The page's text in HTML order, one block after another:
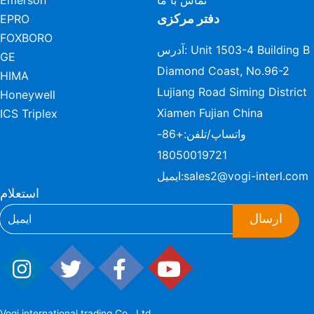
EPRO
FOXBORO
GE
HIMA
Honeywell
ICS Triplex
دفتر مرکزی
آدرس: Unit 1503-4 Building B
Diamond Coast, No.96-2
Lujiang Road Siming District
Xiamen Fujian China
واتساپ/تلفن:
+86-
18050019721
ایمیل:sales2@vogi-interl.com
استعلام
ارسال